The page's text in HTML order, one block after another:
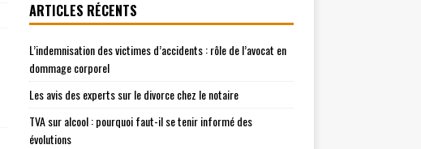
ARTICLES RÉCENTS
L’indemnisation des victimes d’accidents : rôle de l’avocat en
dommage corporel
Les avis des experts sur le divorce chez le notaire
TVA sur alcool : pourquoi faut-il se tenir informé des
évolutions